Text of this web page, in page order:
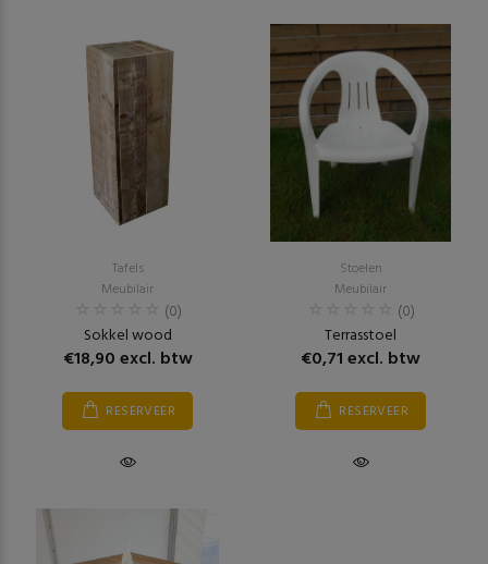
Tafels
Meubilair
(0)
Sokkel wood
€18,90 excl. btw
RESERVEER
Stoelen
Meubilair
(0)
Terrasstoel
€0,71 excl. btw
RESERVEER